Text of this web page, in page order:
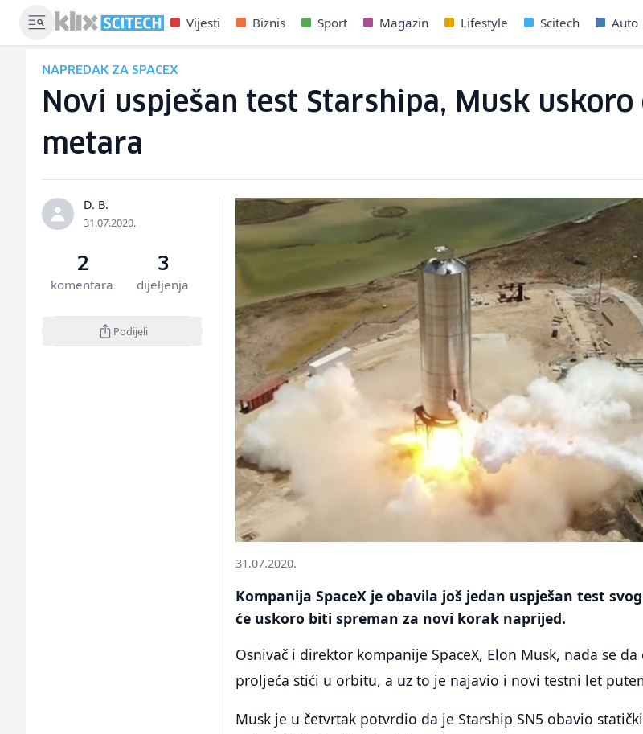
Vijesti Biznis Sport Magazin Lifestyle Scitech Auto
NAPREDAK ZA SPACEX
Novi uspješan test Starshipa, Musk
metara
D. B.
31.07.2020.
2
komentara
3
dijeljenja
Podijeli
31.07.2020.
Kompanija SpaceX je obavila još jedan uspješan test
će uskoro biti spreman za novi korak naprijed.
Osnivač i direktor kompanije SpaceX, Elon Musk, nada se da
proljeća stići u orbitu, a uz to je najavio i novi testni let
Musk je u četvrtak potvrdio da je Starship SN5 obavio